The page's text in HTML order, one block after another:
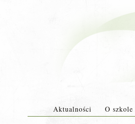
Aktualności O szkole